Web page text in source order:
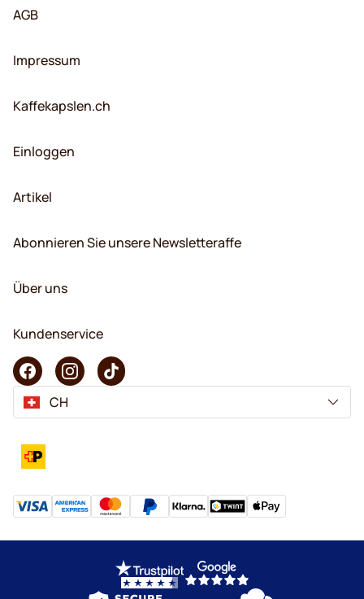
AGB
Impressum
Kaffekapslen.ch
Einloggen
Artikel
Abonnieren Sie unsere Newsletteraffe
Über uns
Kundenservice
CH